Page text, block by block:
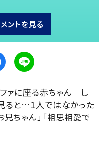
ントを見る
ァに座る赤ちゃん し
ると…1人ではなかった
兄ちゃん」「相思相愛で